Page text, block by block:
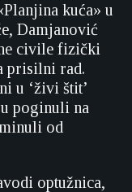
kuća» u
Damjanović
civile fizički
prisilni rad.
u ‘živi štit’
poginuli na
od
optužnica,